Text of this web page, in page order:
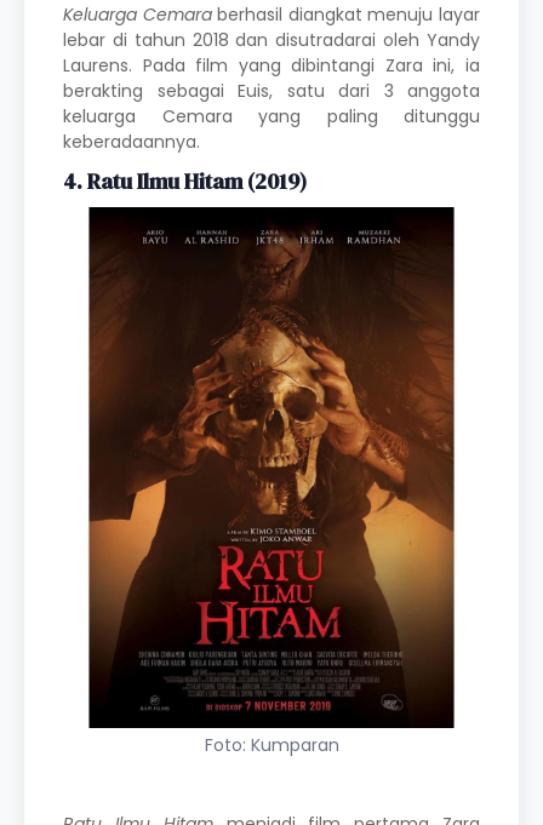
Keluarga Cemaraberhasil diangkat menuju layar
lebar di tahun 2018 dan disutradarai oleh Yandy
Laurens. Pada film yang dibintangi Zara ini, ia
berakting sebagai Euis, satu dari 3 anggota
keluarga Cemara yang paling ditunggu
keberadaannya.
4. Ratu Ilmu Hitam (2019)
Foto: Kumparan